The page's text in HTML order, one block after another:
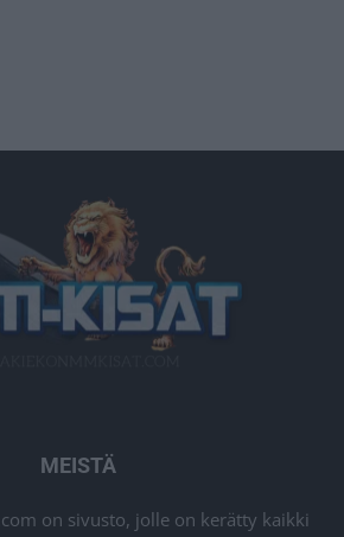
MEISTÄ
on sivusto, jolle on kerätty kaikki